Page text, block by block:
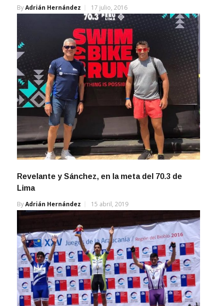
ByAdrián Hernández 17 julio, 2016
Revelante y Sánchez, en la meta del 70.3 de
Lima
ByAdrián Hernández 15 abril, 2019